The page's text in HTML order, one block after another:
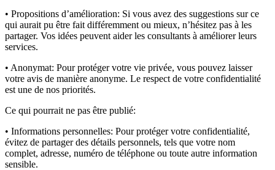
• Propositions d’amélioration: Si vous avez des suggestions sur ce
qui aurait pu être fait différemment ou mieux, n’hésitez pas à les
partager. Vos idées peuvent aider les consultants à améliorer leurs
services.
• Anonymat: Pour protéger votre vie privée, vous pouvez laisser
votre avis de manière anonyme. Le respect de votre confidentialité
est une de nos priorités.
Ce qui pourrait ne pas être publié:
• Informations personnelles: Pour protéger votre confidentialité,
évitez de partager des détails personnels, tels que votre nom
complet, adresse, numéro de téléphone ou toute autre information
sensible.